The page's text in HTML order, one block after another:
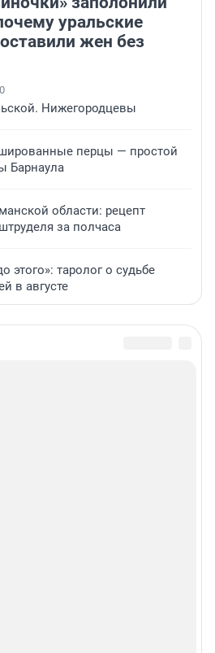
уральские
жен без
Нижегородцевы
перцы — простой
Барнаула
области: рецепт
за полчаса
этого»: таролог о судьбе
в августе